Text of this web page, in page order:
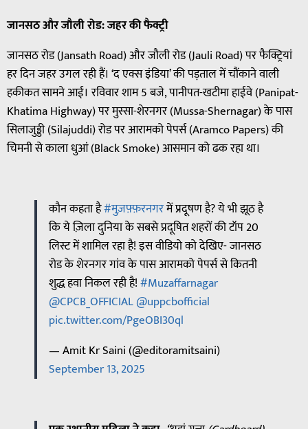
जानसठऔरजौलीरोड:जहरकीफैक्ट्री
जानसठ रोड (Jansath Road) और जौली रोड (Jauli Road) पर फैक्ट्रियां
हर दिन जहर उगल रही हैं। ‘द एक्स इंडिया’ की पड़ताल में चौंकाने वाली
हकीकत सामने आई। रविवार शाम 5 बजे, पानीपत-खटीमा हाईवे (Panipat-
Khatima Highway) पर मुस्सा-शेरनगर (Mussa-Shernagar) के पास
सिलाजुड्डी (Silajuddi) रोड पर आरामको पेपर्स (Aramco Papers) की
चिमनी से काला धुआं (Black Smoke) आसमान को ढक रहा था।
कौन कहता है#मुज़फ़्फ़रनगरमें प्रदूषण है? ये भी झूठ है
कि ये ज़िला दुनिया के सबसे प्रदूषित शहरों की टॉप 20
लिस्ट में शामिल रहा है! इस वीडियो को देखिए- जानसठ
रोड के शेरनगर गांव के पास आरामको पेपर्स से कितनी
शुद्ध हवा निकल रही है!#Muzaffarnagar
@CPCB_OFFICIAL@uppcbofficial
pic.twitter.com/PgeOBI30ql
— Amit Kr Saini (@editoramitsaini)
September 13, 2025